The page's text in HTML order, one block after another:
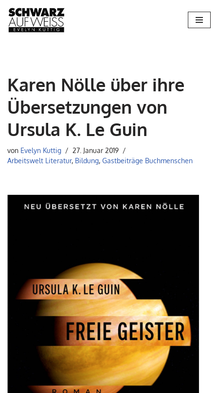
Zum
Karen Nölle über ihre
Übersetzungen von
Ursula K. Le Guin
von Evelyn Kuttig
27. Januar 2019
Arbeitswelt Literatur, Bildung, Gastbeiträge Buchmenschen